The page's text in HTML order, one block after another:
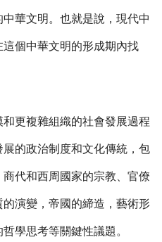
華文明。也就是說，現代中
個中華文明的形成期內找
更複雜組織的社會發展過程
的政治制度和文化傳統，包
代和西周國家的宗教、官僚
演變，帝國的締造，藝術形
學思考等關鍵性議題。